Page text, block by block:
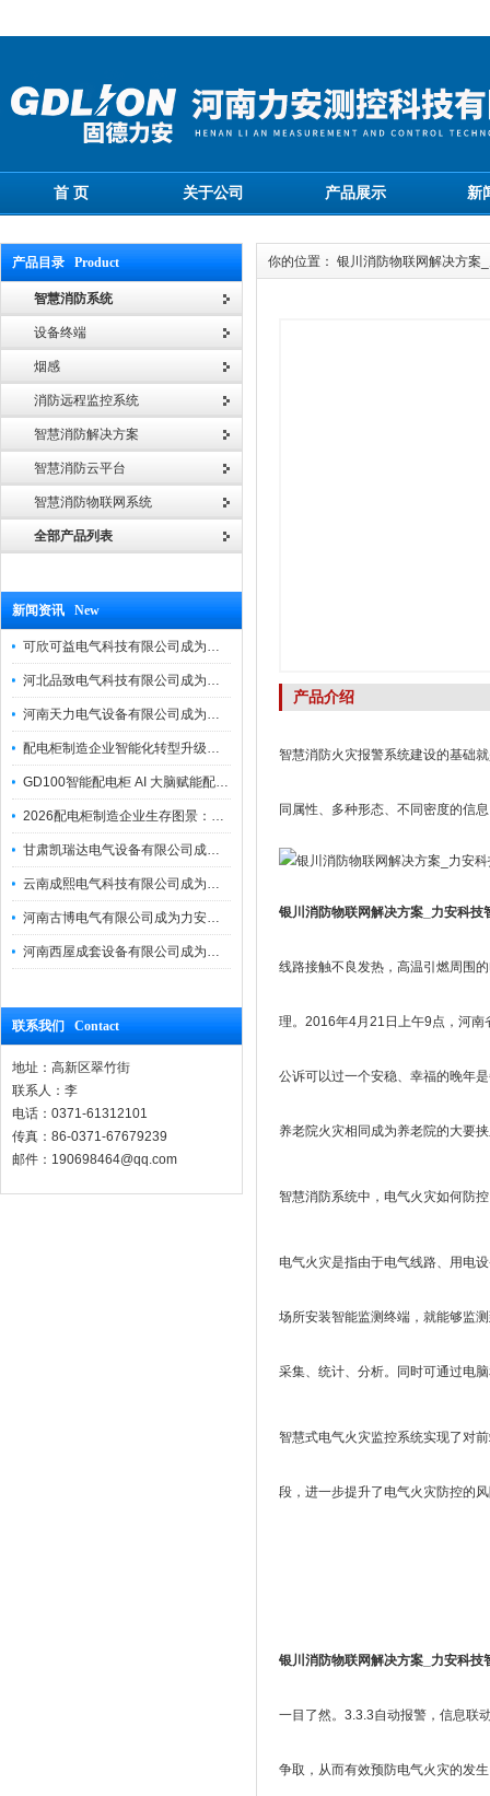
首 页 关于公司 产品展示 新
产品目录 Product
智慧消防系统
设备终端
烟感
消防远程监控系统
智慧消防解决方案
智慧消防云平台
智慧消防物联网系统
全部产品列表
新闻资讯 New
可欣可益电气科技有限公司成为力安电易云战略合作伙伴，共创智能配电新未来
河北品致电气科技有限公司成为力安电易云战略合作伙伴，共创智能配电新未来
河南天力电气设备有限公司成为力安电易云战略合作伙伴，共创智能配电新未来
配电柜制造企业智能化转型升级研讨会在力安成功举办
GD100智能配电柜 AI 大脑赋能配电柜制造企业高压一键顺控！
2026配电柜制造企业生存图景：市场、政策与智能化转型路径
甘肃凯瑞达电气设备有限公司成为电易云战略合作伙伴，共创智能配电新未来
云南成熙电气科技有限公司成为力安电易云战略合作伙伴，共创智能配电新未来
河南古博电气有限公司成为力安电易云战略合作伙伴，共创智能配电新未来！
河南西屋成套设备有限公司成为力安电易云战略合作伙伴，共创智能配电新未来
联系我们 Contact
地址：高新区翠竹街
联系人：李
电话：0371-61312101
传真：86-0371-67679239
邮件：190698464@qq.com
你的位置： 银川消防物联网解决方案
产品介绍
智慧消防火灾报警系统建设的基础
同属性、多种形态、不同密度的信
银川消防物联网解决方案_力安科技
线路接触不良发热，高温引燃周围
理。2016年4月21日上午9点，河南
公诉可以过一个安稳、幸福的晚年
养老院火灾相同成为养老院的大要
智慧消防系统中，电气火灾如何防
电气火灾是指由于电气线路、用电
场所安装智能监测终端，就能够监
采集、统计、分析。同时可通过电
智慧式电气火灾监控系统实现了对
段，进一步提升了电气火灾防控的
银川消防物联网解决方案_力安科技
一目了然。3.3.3自动报警，信息联
争取，从而有效预防电气火灾的发